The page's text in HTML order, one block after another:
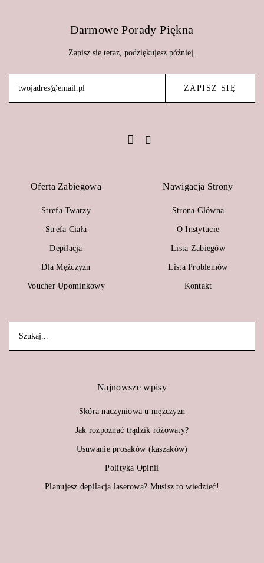
Najnowsze wpisy
Skóra naczyniowa u mężczyzn
Jak rozpoznać trądzik różowaty?
Usuwanie prosaków (kaszaków)
Polityka Opinii
Planujesz depilacja laserowa? Musisz to wiedzieć!
Oferta Zabiegowa
Strefa Twarzy
Strefa Ciała
Depilacja
Dla Mężczyzn
Voucher Upominkowy
Nawigacja Strony
Strona Główna
O Instytucie
Lista Zabiegów
Lista Problemów
Kontakt
Darmowe Porady Piękna
Zapisz się teraz, podziękujesz później.